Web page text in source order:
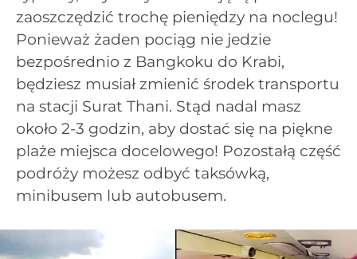
zaoszczędzić trochę pieniędzy na noclegu!
Ponieważ żaden pociąg nie jedzie
bezpośrednio z Bangkoku do Krabi,
będziesz musiał zmienić środek transportu
na stacji Surat Thani. Stąd nadal masz
około 2-3 godzin, aby dostać się na piękne
plaże miejsca docelowego! Pozostałą część
podróży możesz odbyć taksówką,
minibusem lub autobusem.